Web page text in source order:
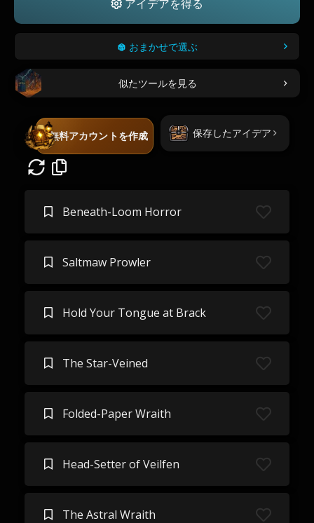
アイデアを得る
おまかせで選ぶ
似たツールを見る
無料アカウントを作成 保存したアイデア
Beneath-Loom Horror
Saltmaw Prowler
Hold Your Tongue at Brack
The Star-Veined
Folded-Paper Wraith
Head-Setter of Veilfen
The Astral Wraith